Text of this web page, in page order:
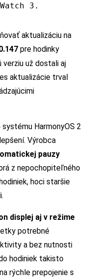
3.
aktualizáciu na
pre hodinky
verziu už dostali aj
aktualizácie trval
HarmonyOS 2
Výrobca
pauzy
z nepochopiteľného
hoci staršie
displej aj v režime
potrebné
a bez nutnosti
hodiniek takisto
na rýchle prepojenie s